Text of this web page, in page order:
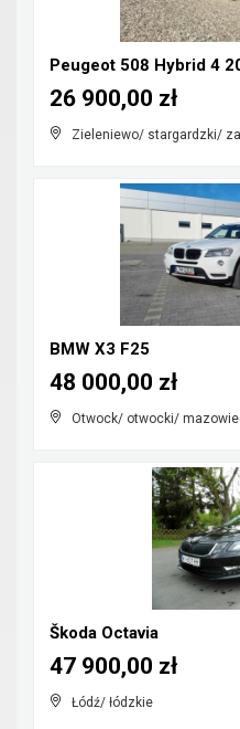
Peugeot 508 Hybrid 4
Zieleniewo/ stargardzki/
26 900,00 zł
BMW X3 F25
Otwock/ otwocki/
48 000,00 zł
Škoda Octavia
Łódź/ łódzkie
47 900,00 zł